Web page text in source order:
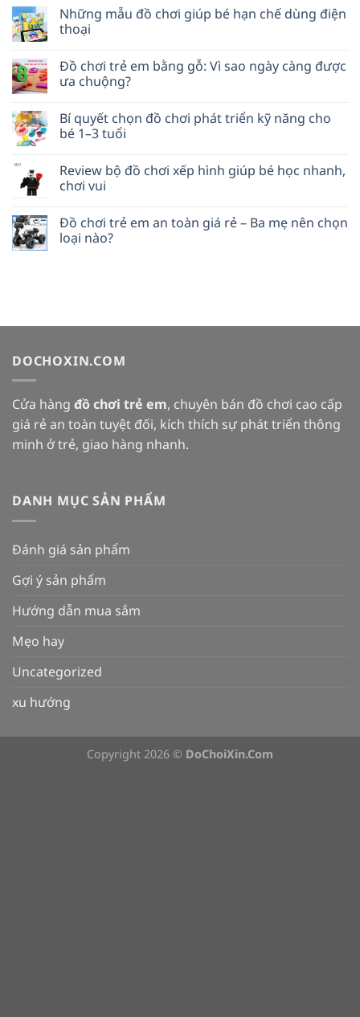
Những mẫu đồ chơi giúp bé hạn chế dùng điện
thoại
Đồ chơi trẻ em bằng gỗ: Vì sao ngày càng được
ưa chuộng?
Bí quyết chọn đồ chơi phát triển kỹ năng cho
bé 1–3 tuổi
Review bộ đồ chơi xếp hình giúp bé học nhanh,
chơi vui
Đồ chơi trẻ em an toàn giá rẻ – Ba mẹ nên chọn
loại nào?
DOCHOXIN.COM
Cửa hàng đồ chơi trẻ em, chuyên bán đồ chơi cao cấp
giá rẻ an toàn tuyệt đối, kích thích sự phát triển thông
minh ở trẻ, giao hàng nhanh.
DANH MỤC SẢN PHẨM
Đánh giá sản phẩm
Gợi ý sản phẩm
Hướng dẫn mua sắm
Mẹo hay
Uncategorized
xu hướng
Copyright 2026 © DoChoiXin.Com